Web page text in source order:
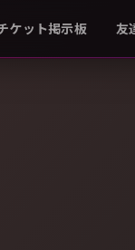
ケット掲示板 友